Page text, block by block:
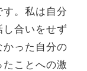
。私は自分
し合いをせず
かった自分の
ことへの激